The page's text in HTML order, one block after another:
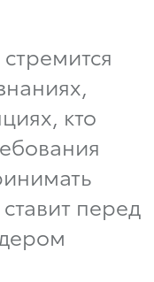
кто
перед